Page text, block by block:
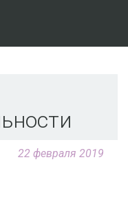
22 февраля 2019